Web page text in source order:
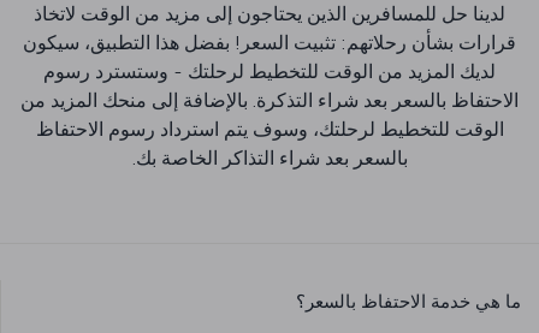
لدينا حل للمسافرين الذين يحتاجون إلى مزيد من الوقت لاتخاذ
قرارات بشأن رحلاتهم: تثبيت السعر! بفضل هذا التطبيق، سيكون
لديك المزيد من الوقت للتخطيط لرحلتك - وستسترد رسوم
الاحتفاظ بالسعر بعد شراء التذكرة. بالإضافة إلى منحك المزيد من
الوقت للتخطيط لرحلتك، وسوف يتم استرداد رسوم الاحتفاظ
بالسعر بعد شراء التذاكر الخاصة بك.
ما هي خدمة الاحتفاظ بالسعر؟